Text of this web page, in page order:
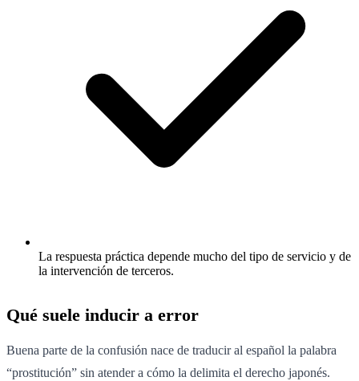
La respuesta práctica depende mucho del tipo de servicio y de
la intervención de terceros.
Qué suele inducir a error
Buena parte de la confusión nace de traducir al español la palabra
“prostitución” sin atender a cómo la delimita el derecho japonés.